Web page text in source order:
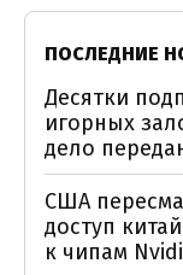
ПОСЛЕДНИЕ
Десятки
игорных
дело
США
доступ
к чипам